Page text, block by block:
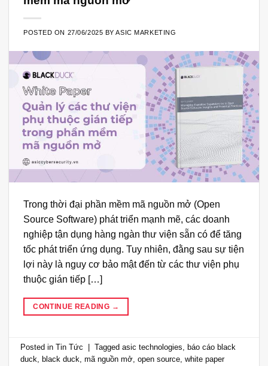
POSTED ON 27/06/2025 BYASIC MARKETING
Trong thời đại phần mềm mã nguồn mở (Open
Source Software) phát triển mạnh mẽ, các doanh
nghiệp tận dụng hàng ngàn thư viện sẵn có để tăng
tốc phát triển ứng dụng. Tuy nhiên, đằng sau sự tiện
lợi này là nguy cơ bảo mật đến từ các thư viện phụ
thuộc gián tiếp […]
CONTINUE READING →
Posted inTin Tức Taggedasic technologies, báo cáo black
duck, black duck,mã nguồn mở,open source,white paper